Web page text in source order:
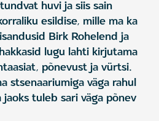
huvi ja siis sain
esildise, mille ma ka
Birk Rohelend ja
lugu lahti kirjutama
põnevust ja vürtsi.
stsenaariumiga väga rahul
tuleb sari väga põnev